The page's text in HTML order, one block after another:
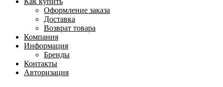
Оформление заказа
Доставка
Возврат товара
Компания
Информация
Бренды
Контакты
Авторизация